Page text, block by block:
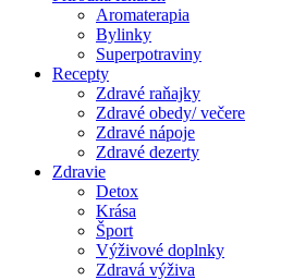
Aromaterapia
Bylinky
Superpotraviny
Recepty
Zdravé raňajky
Zdravé obedy/ večere
Zdravé nápoje
Zdravé dezerty
Zdravie
Detox
Krása
Šport
Výživové doplnky
Zdravá výživa